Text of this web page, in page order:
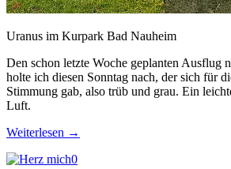
Uranus im Kurpark Bad Nauheim
Den schon letzte Woche geplanten Ausflug
holte ich diesen Sonntag nach, der sich für
Stimmung gab, also trüb und grau. Ein
Luft.
Weiterlesen →
0